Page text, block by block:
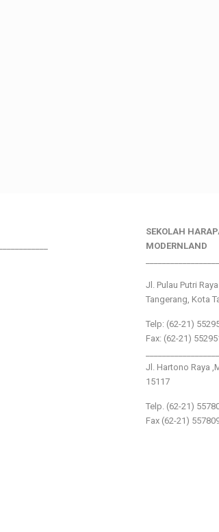
SEKOLAH
MODERNLAND
Jl. Pulau Putri
Tangerang, Kota
Telp: (62-21)
Fax: (62-21)
Jl. Hartono Raya
15117
Telp. (62-21)
Fax (62-21)